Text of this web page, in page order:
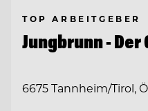
TOP ARBEITGEBER
Jungbrunn -
6675 Tannheim/Tirol,